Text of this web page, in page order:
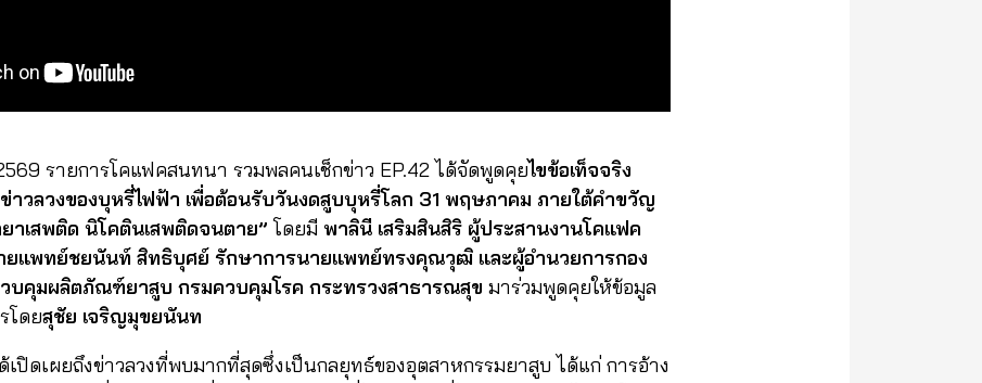
รายการโคแฟคสนทนา รวมพลคนเช็กข่าว EP.42 ได้จัดพูดคุยไขข้อเท็จจริง
าวลวงของบุหรี่ไฟฟ้า เพื่อต้อนรับวันงดสูบบุหรี่โลก 31 พฤษภาคม ภายใต้คำขวัญ
าเสพติด นิโคตินเสพติดจนตาย” โดยมี พาลินี เสริมสินสิริ ผู้ประสานงานโคแฟค
ายแพทย์ชยนันท์ สิทธิบุศย์ รักษาการนายแพทย์ทรงคุณวุฒิ และผู้อำนวยการกอง
บคุมผลิตภัณฑ์ยาสูบ กรมควบคุมโรค กระทรวงสาธารณสุข มาร่วมพูดคุยให้ข้อมูล
โดยสุชัย เจริญมุขยนันท
ดเผยถึงข่าวลวงที่พบมากที่สุดซึ่งเป็นกลยุทธ์ของอุตสาหกรรมยาสูบ ได้แก่ การอ้าง